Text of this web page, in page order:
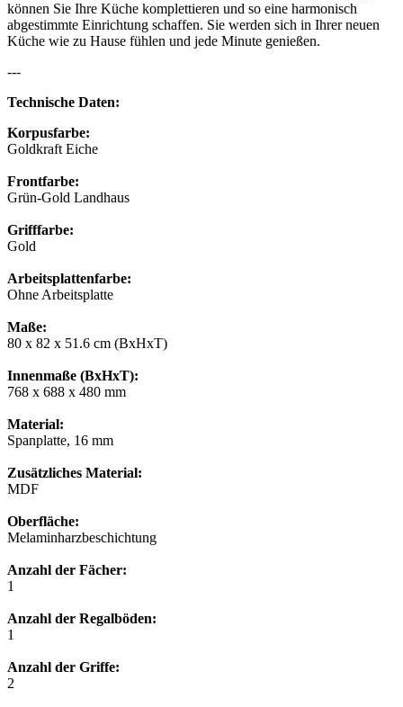
können Sie Ihre Küche komplettieren und so eine harmonisch
abgestimmte Einrichtung schaffen. Sie werden sich in Ihrer neuen
Küche wie zu Hause fühlen und jede Minute genießen.
---
Technische Daten:
Korpusfarbe:
Goldkraft Eiche
Frontfarbe:
Grün-Gold Landhaus
Grifffarbe:
Gold
Arbeitsplattenfarbe:
Ohne Arbeitsplatte
Maße:
80 x 82 x 51.6 cm (BxHxT)
Innenmaße (BxHxT):
768 x 688 x 480 mm
Material:
Spanplatte, 16 mm
Zusätzliches Material:
MDF
Oberfläche:
Melaminharzbeschichtung
Anzahl der Fächer:
1
Anzahl der Regalböden:
1
Anzahl der Griffe:
2